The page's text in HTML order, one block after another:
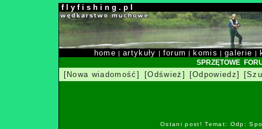
f l y f i s h i n g . p l
home |artykuły | forum | komis |galerie |
SPRZĘTOWE
[Nowa wiadomość] [Odśwież] [Odpowiedz]
Ostani post! Temat: Odp: